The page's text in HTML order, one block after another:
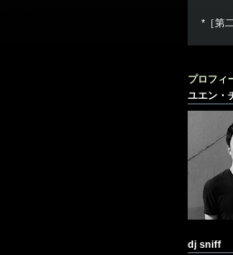
*［第
プロフィ
ユエン・
dj sniff